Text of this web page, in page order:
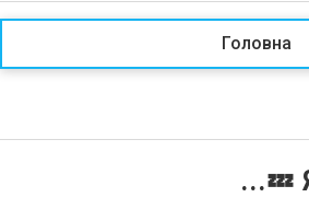
Головна
...💤